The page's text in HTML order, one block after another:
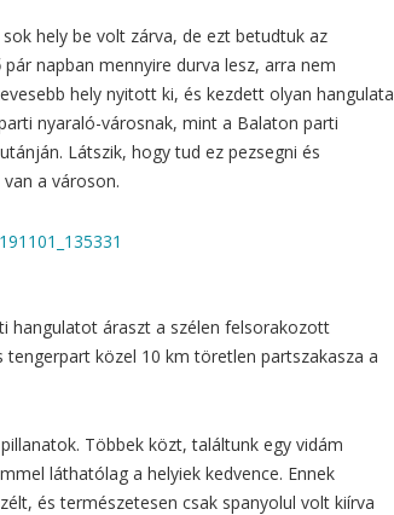
hely be volt zárva, de ezt betudtuk az
napban mennyire durva lesz, arra nem
hely nyitott ki, és kezdett olyan hangulata
nyaraló-városnak, mint a Balaton parti
Látszik, hogy tud ez pezsegni és
a városon.
hangulatot áraszt a szélen felsorakozott
közel 10 km töretlen partszakasza a
Többek közt, találtunk egy vidám
láthatólag a helyiek kedvence. Ennek
és természetesen csak spanyolul volt kiírva